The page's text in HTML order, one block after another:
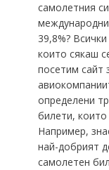
самолетния
39,8%?
които сякаш
посетим сайт
определени
билети, които
Например,
най-добрият
самолетен